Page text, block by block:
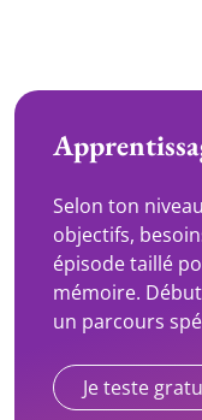
Selon ton
objectifs,
épisode taillé
mémoire.
un parcours
Je teste